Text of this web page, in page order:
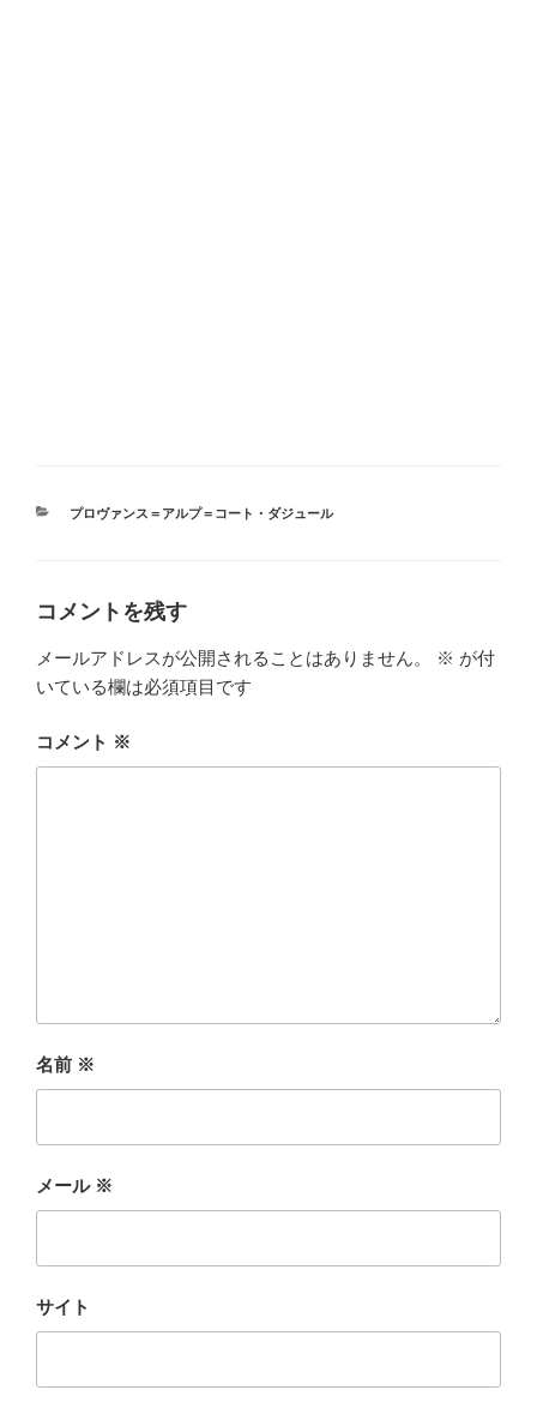
カ
プロヴァンス＝アルプ＝コート・ダジュール
コメントを残す
メールアドレスが公開されることはありません。 ※ が付
いている欄は必須項目です
コメント ※
名前 ※
メール ※
サイト